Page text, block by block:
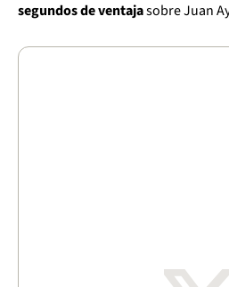
segundos de ventajasobre Juan